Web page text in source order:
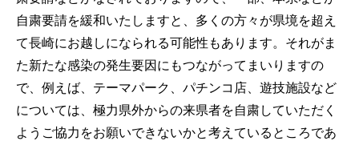
自粛要請を緩和いたしますと、多くの方々が県境を超え
て長崎にお越しになられる可能性もあります。それがま
た新たな感染の発生要因にもつながってまいりますの
で、例えば、テーマパーク、パチンコ店、遊技施設など
については、極力県外からの来県者を自粛していただく
ようご協力をお願いできないかと考えているところであ